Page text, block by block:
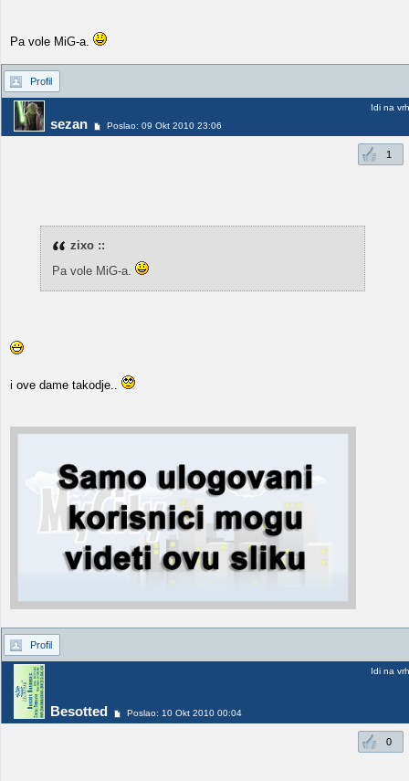
Pa vole MiG-a.
Profil
sezan Poslao: 09 Okt 2010 23:06
Idi na vrh
1
zixo ::
Pa vole MiG-a.
i ove dame takodje..
Profil
Besotted Poslao: 10 Okt 2010 00:04
Idi na vrh
0